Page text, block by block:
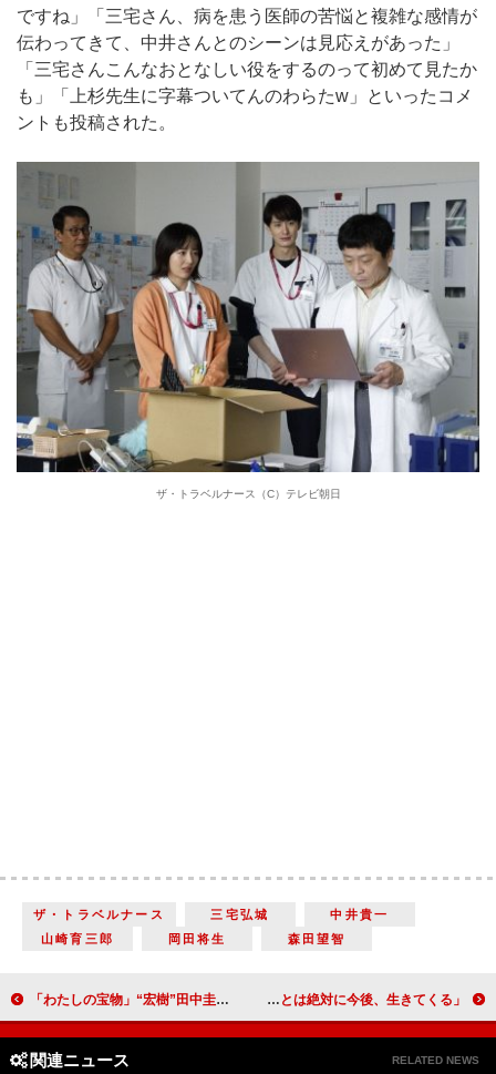
ですね」「三宅さん、病を患う医師の苦悩と複雑な感情が
伝わってきて、中井さんとのシーンは見応えがあった」
「三宅さんこんなおとなしい役をするのって初めて見たか
も」「上杉先生に字幕ついてんのわらたw」といったコメ
ントも投稿された。
ザ・トラベルナース（C）テレビ朝日
ザ・トラベルナース 三宅弘城
中井貴一
山崎育三郎
岡田将生 森田望智
「わたしの宝物」“宏樹”田中圭と“冬月”深澤辰哉の対面シーンが「絶妙」 「いずれ本当の父親が誰か気付くのかな」「ゾワゾワする」 堂本光一主演「Endless SHOCK」、25年の公演に幕 「学んだことは絶対に今後、生きてくる」
関連ニュース RELATED NEWS